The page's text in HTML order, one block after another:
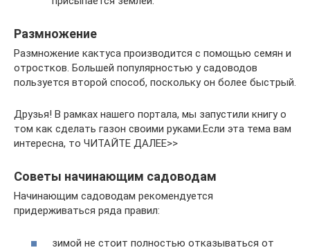
Размножение
Размножение кактуса производится с помощью семян и
отростков. Большей популярностью у садоводов
пользуется второй способ, поскольку он более быстрый.
Друзья! В рамках нашего портала, мы запустили книгу о
том как сделать газон своими руками.Если эта тема вам
интересна, то ЧИТАЙТЕ ДАЛЕЕ>>
Советы начинающим садоводам
Начинающим садоводам рекомендуется
придерживаться ряда правил:
зимой не стоит полностью отказываться от